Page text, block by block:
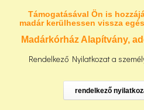
Támogatásával Ön is
madár kerülhessen vissza
Madárkórház Alapítvány,
Rendelkező Nyilatkozat a
rendelkező